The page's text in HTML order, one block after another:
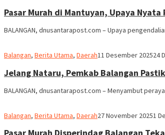
Pasar Murah di Mantuyan, Upaya
BALANGAN, dnusantarapost.com – Upaya
Balangan, Berita Utama, DaerahM.
11 Desember 202524
Jelang Nataru, Pemkab Balangan
BALANGAN, dnusantarapost.com – Menyambut
Balangan, Berita Utama, DaerahM.
27 November 20251